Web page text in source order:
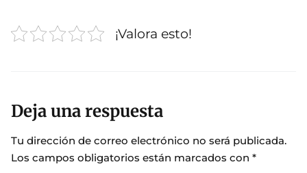
¡Valora esto!
Deja una respuesta
Tu dirección de correo electrónico no será publicada.
Los campos obligatorios están marcados con *